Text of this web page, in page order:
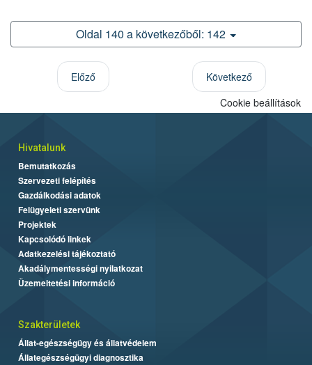
Oldal 140 a következőből: 142
Előző
Következő
Cookie beállítások
Hivatalunk
Bemutatkozás
Szervezeti felépítés
Gazdálkodási adatok
Felügyeleti szervünk
Projektek
Kapcsolódó linkek
Adatkezelési tájékoztató
Akadálymentességi nyilatkozat
Üzemeltetési információ
Szakterületek
Állat-egészségügy és állatvédelem
Állategészségügyi diagnosztika